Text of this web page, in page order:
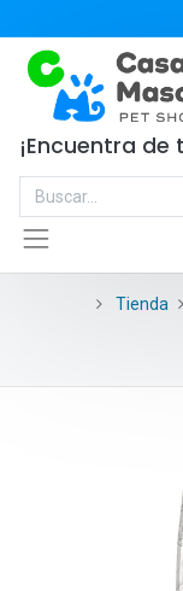
¡Encuentra
Tienda